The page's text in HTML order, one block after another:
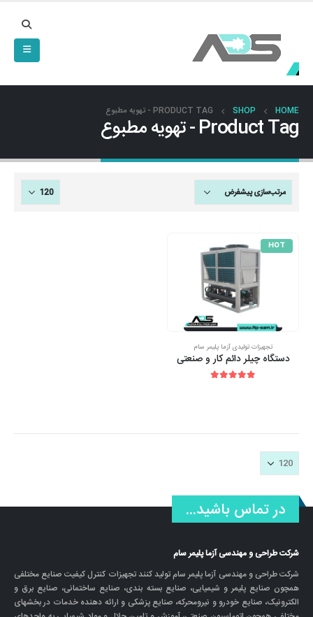
HOME
SHOP
PRODUCT TAG - تهویه مطبوع
Product Tag - تهویه مطبوع
HOT
تجهیزات تولیدی آزما پلیمر سام
دستگاه چیلر دائم کار و صنعتی
در تماس باشید...
شرکت طراحی و مهندسی آزما پلیمر سام
شرکت طراحی و مهندسی آزما پلیمر سام تولید کنند تجهیزات کنترل کیفیت صنایع مختلفی
همچون صنایع پلیمر و شیمیایی، صنایع بسته بندی، صنایع ساختمانی، صنایع برق و
الکترونیک، صنایع خودرو و نیرومحرکه، صنایع پزشکی و ارائه دهنده خدمات در بخشهای